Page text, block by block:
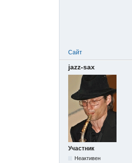
Сайт
jazz-sax
Участник
Неактивен